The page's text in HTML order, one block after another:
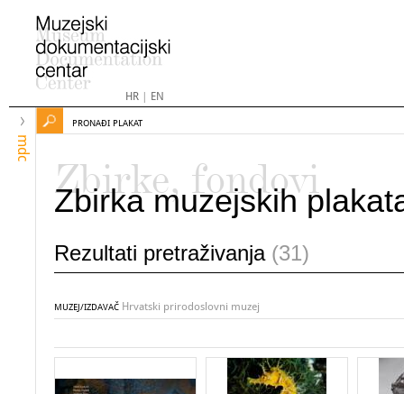
HR| EN
mdc
PRONAĐI PLAKAT
Zbirke, fondovi
Zbirka muzejskih
Rezultati pretraživanja (31)
MUZEJ/IZDAVAČ Hrvatski prirodoslovni muzej